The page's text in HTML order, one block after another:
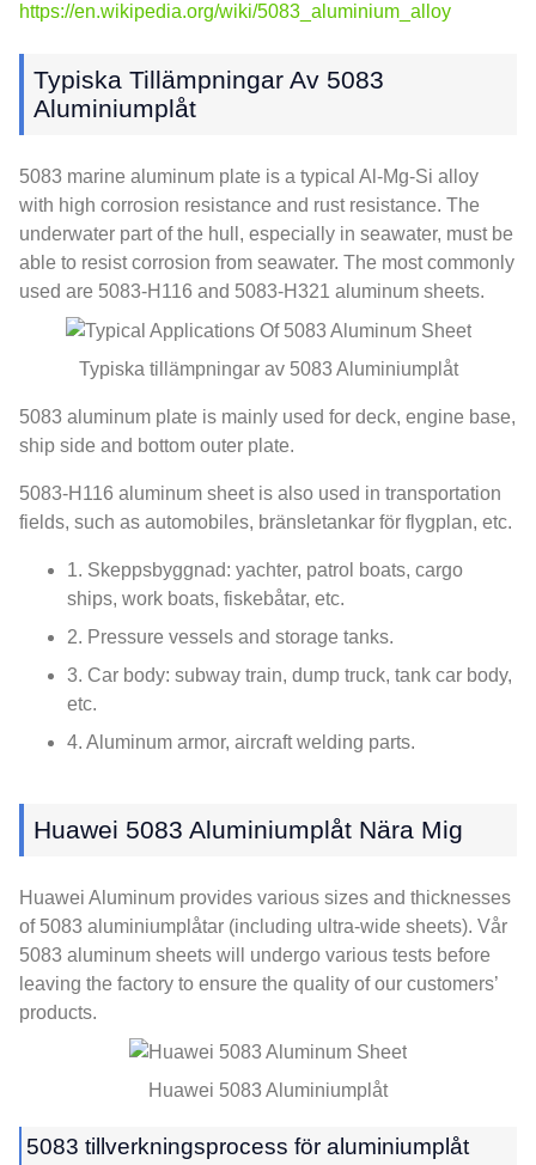
https://en.wikipedia.org/wiki/5083_aluminium_alloy
Typiska Tillämpningar Av 5083
Aluminiumplåt
5083 marine aluminum plate is a typical Al-Mg-Si alloy
with high corrosion resistance and rust resistance. The
underwater part of the hull , especially in seawater, must be
able to resist corrosion from seawater. The most commonly
used are 5083-H116 and 5083-H321 aluminum sheets.
Typiska tillämpningar av 5083 Aluminiumplåt
5083 aluminum plate is mainly used for deck, engine base,
ship side and bottom outer plate.
5083-H116 aluminum sheet is also used in transportation
fields, such as automobiles, bränsletankar för flygplan, etc.
1. Skeppsbyggnad: yachter, patrol boats, cargo
ships, work boats, fiskebåtar, etc.
2. Pressure vessels and storage tanks.
3. Car body: subway train, dump truck, tank car body,
etc.
4. Aluminum armor, aircraft welding parts.
Huawei 5083 Aluminiumplåt Nära Mig
Huawei Aluminum provides various sizes and thicknesses
of5083 aluminiumplåtar (including ultra-wide sheets). Vår
5083 aluminum sheets will undergo various tests before
leaving the factory to ensure the quality of our customers’
products.
Huawei 5083 Aluminiumplåt
5083 tillverkningsprocess för aluminiumplåt